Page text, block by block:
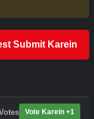
Submit Karein
Vote Karein +1